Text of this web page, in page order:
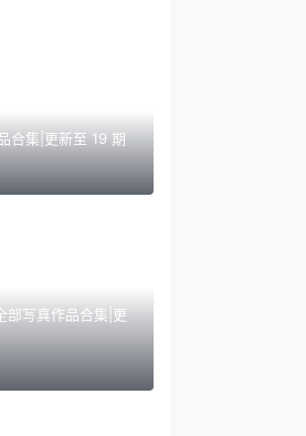
合集|更新至 19 期
部写真作品合集|更